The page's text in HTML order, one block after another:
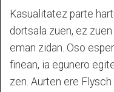
Kasualitatez parte
dortsala zuen, ez
eman zidan. Oso
finean, ia egunero
zen. Aurten ere